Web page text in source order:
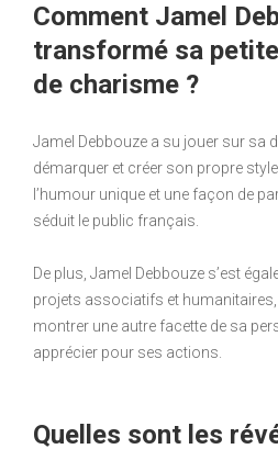
Comment Jamel
transformé sa
de charisme ?
Jamel Debbouze a su jouer sur sa
démarquer et créer son propre
l’humour unique et une façon de
séduit le public français.
De plus, Jamel Debbouze s’est
projets associatifs et
montrer une autre facette de sa
apprécier pour ses actions.
Quelles sont les